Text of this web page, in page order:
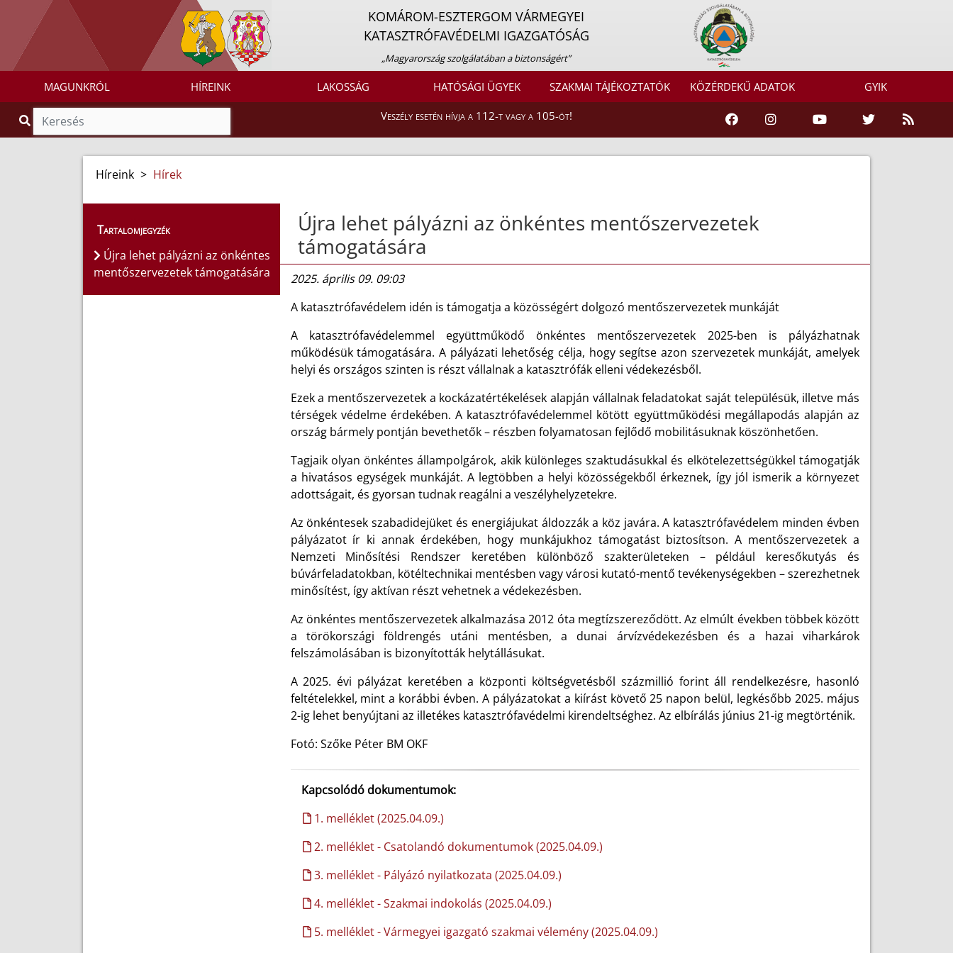
KOMÁROM-ESZTERGOM VÁRMEGYEI
KATASZTRÓFAVÉDELMI IGAZGATÓSÁG
„Magyarország szolgálatában a biztonságért”
MAGUNKRÓL HÍREINK LAKOSSÁG HATÓSÁGI ÜGYEK SZAKMAI TÁJÉKOZTATÓK KÖZÉRDEKŰ ADATOK GYIK
Veszély esetén hívja a 112-t vagy a 105-öt!
Híreink > Hírek
Tartalomjegyzék
Újra lehet pályázni az önkéntes
mentőszervezetek támogatására
Újra lehet pályázni az önkéntes mentőszervezetek
támogatására
2025. április 09. 09:03
A katasztrófavédelem idén is támogatja a közösségért dolgozó mentőszervezetek munkáját
A katasztrófavédelemmel együttműködő önkéntes mentőszervezetek 2025-ben is pályázhatnak
működésük támogatására. A pályázati lehetőség célja, hogy segítse azon szervezetek munkáját, amelyek
helyi és országos szinten is részt vállalnak a katasztrófák elleni védekezésből.
Ezek a mentőszervezetek a kockázatértékelések alapján vállalnak feladatokat saját településük, illetve más
térségek védelme érdekében. A katasztrófavédelemmel kötött együttműködési megállapodás alapján az
ország bármely pontján bevethetők – részben folyamatosan fejlődő mobilitásuknak köszönhetően.
Tagjaik olyan önkéntes állampolgárok, akik különleges szaktudásukkal és elkötelezettségükkel támogatják
a hivatásos egységek munkáját. A legtöbben a helyi közösségekből érkeznek, így jól ismerik a környezet
adottságait, és gyorsan tudnak reagálni a veszélyhelyzetekre.
Az önkéntesek szabadidejüket és energiájukat áldozzák a köz javára. A katasztrófavédelem minden évben
pályázatot ír ki annak érdekében, hogy munkájukhoz támogatást biztosítson. A mentőszervezetek a
Nemzeti Minősítési Rendszer keretében különböző szakterületeken – például keresőkutyás és
búvárfeladatokban, kötéltechnikai mentésben vagy városi kutató-mentő tevékenységekben – szerezhetnek
minősítést, így aktívan részt vehetnek a védekezésben.
Az önkéntes mentőszervezetek alkalmazása 2012 óta megtízszereződött. Az elmúlt években többek között
a törökországi földrengés utáni mentésben, a dunai árvízvédekezésben és a hazai viharkárok
felszámolásában is bizonyították helytállásukat.
A 2025. évi pályázat keretében a központi költségvetésből százmillió forint áll rendelkezésre, hasonló
feltételekkel, mint a korábbi évben. A pályázatokat a kiírást követő 25 napon belül, legkésőbb 2025. május
2-ig lehet benyújtani az illetékes katasztrófavédelmi kirendeltséghez. Az elbírálás június 21-ig megtörténik.
Fotó: Szőke Péter BM OKF
Kapcsolódó dokumentumok:
1. melléklet (2025.04.09.)
2. melléklet - Csatolandó dokumentumok (2025.04.09.)
3. melléklet - Pályázó nyilatkozata (2025.04.09.)
4. melléklet - Szakmai indokolás (2025.04.09.)
5. melléklet - Vármegyei igazgató szakmai vélemény (2025.04.09.)